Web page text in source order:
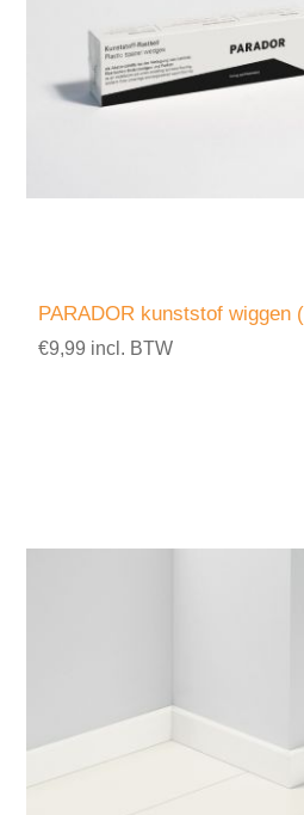
PARADOR kunststof wiggen
€9,99 incl. BTW